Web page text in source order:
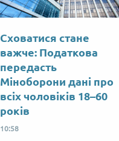
Сховатися стане
важче: Податкова
передасть
Міноборони дані про
всіх чоловіків 18–60
років
10:58